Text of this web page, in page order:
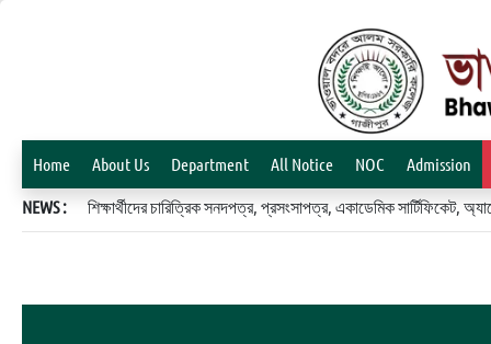
Home About Us Department All Notice NOC Admission
NEWS : শিক্ষার্থীদের চারিত্রিক সনদপত্র, প্রসংসাপত্র, একাডেমিক